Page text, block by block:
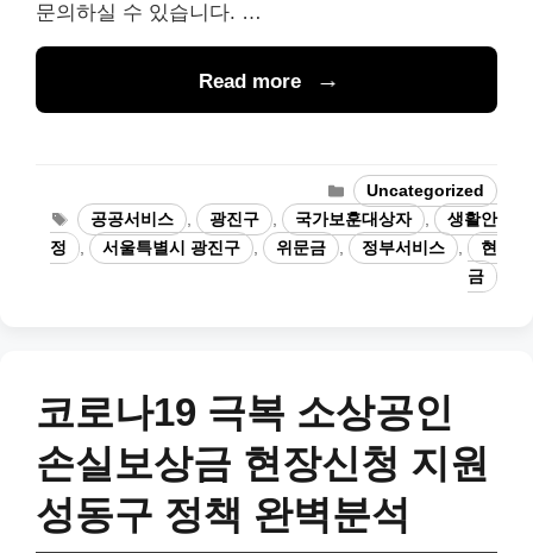
문의하실 수 있습니다. …
Read more
Categories
Uncategorized
Tags공공서비스 , 광진구 , 국가보훈대상자 ,
생활안
정
, 서울특별시 광진구 , 위문금 , 정부서비스 ,
현
금
코로나19 극복 소상공인
손실보상금 현장신청 지원
성동구 정책 완벽분석